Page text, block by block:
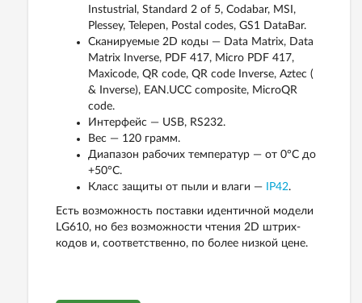
Instustrial, Standard 2 of 5, Codabar, MSI,
Plessey, Telepen, Postal codes, GS1 DataBar.
Сканируемые 2D коды — Data Matrix, Data
Matrix Inverse, PDF 417, Micro PDF 417,
Maxicode, QR code, QR code Inverse, Aztec (
& Inverse), EAN.UCC composite, MicroQR
code.
Интерфейс — USB, RS232.
Вес — 120 грамм.
Диапазон рабочих температур — от 0°С до
+50°С.
Класс защиты от пыли и влаги —
IP42.
Есть возможность поставки идентичной модели
LG610, но без возможности чтения 2D штрих-
кодов и, соответственно, по более низкой цене.